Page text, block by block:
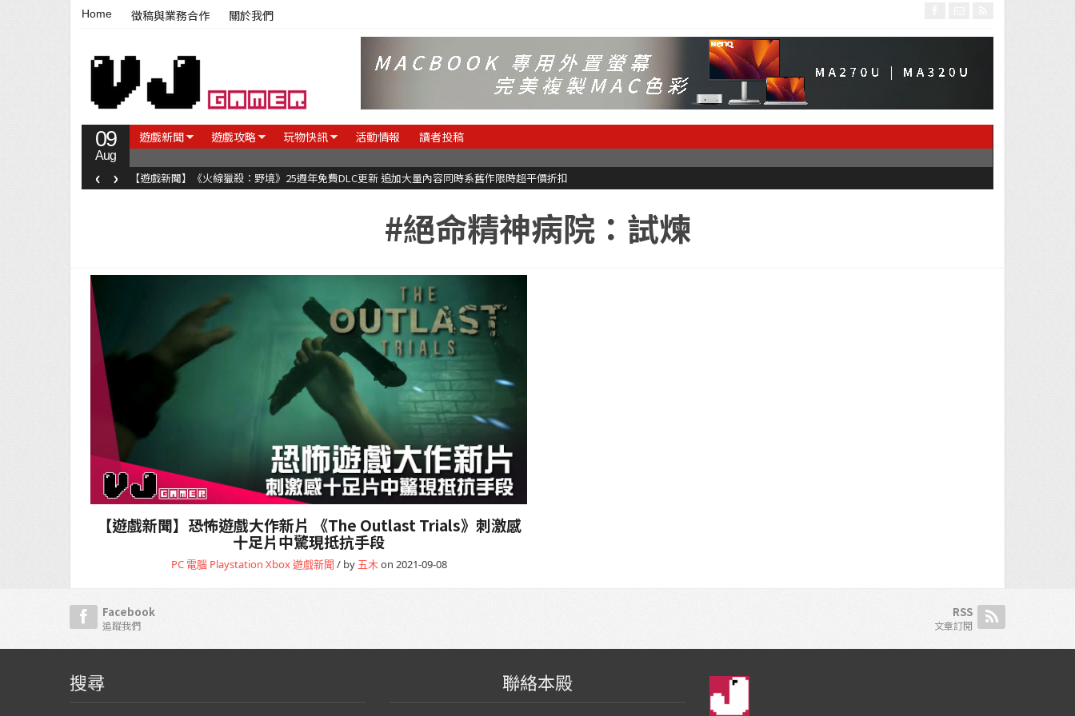
Home 徵稿與業務合作 關於我們
09
Aug
遊戲新聞 遊戲攻略 玩物快訊 活動情報 讀者投稿
【遊戲新聞】《火線獵殺：野境》25週年免費DLC更新 追加大量內容同時系舊作限時超平價折扣
‹ ›
#絕命精神病院：試煉
【遊戲新聞】恐怖遊戲大作新片 《The Outlast Trials》刺激感
十足片中驚現抵抗手段
PC 電腦 Playstation Xbox遊戲新聞 / by 五木on 2021-09-08
Facebook
追蹤我們
RSS
文章訂閱
搜尋 聯絡本殿